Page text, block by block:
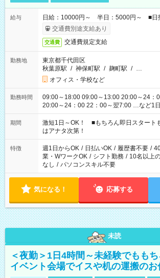
給与
日給：10000円～ 半日：5000円～ ■日
交通費別途支給あり
交通費 交通費規定支給
勤務地
東京都千代田区
秋葉原駅 / 神保町駅 / 麹町駅 / …
オフィス・学校など
勤務時間
09:00～18:00 09:00～13:00 20:00～24：
20:00～24：00 22：00～翌7:00 …など1日4時
シフトもございます！ お気軽にご相談く
期間
激短1日～OK！ ■もちろん即日スター
はアナタ次第！
特徴 週1日からOK / 日払いOK / 履歴書不要 /
業・WワークOK / シフト勤務 / 10名以上
なし / パソコンスキル不要
気になる！ 応募する
未読
＜夜勤＞1日4時間～未経験でももち
イベント会場でイスや机の運搬のお